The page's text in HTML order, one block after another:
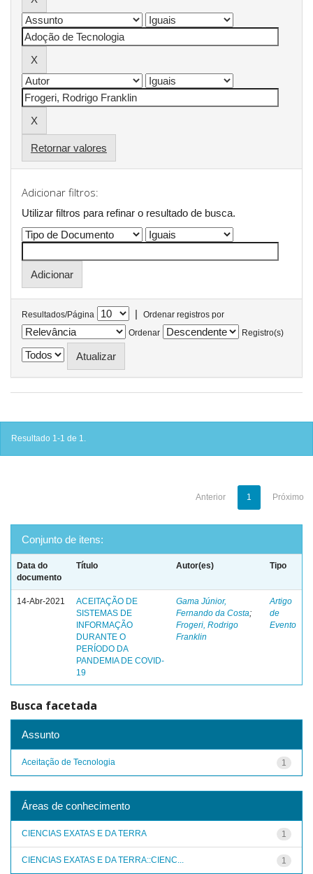
Retornar valores
Adicionar filtros:
Utilizar filtros para refinar o resultado de busca.
Resultados/Página |
Ordenar registros por
Ordenar
Registro(s)
Resultado 1-1 de 1.
Anterior 1 Próximo
Conjunto de itens:
Data do
documento
Título Autor(es) Tipo
14-Abr-2021
ACEITAÇÃO DE
SISTEMAS DE
INFORMAÇÃO
DURANTE O
PERÍODO DA
PANDEMIA DE COVID-
19
Gama Júnior,
Fernando da Costa;
Frogeri, Rodrigo
Franklin
Artigo
de
Evento
Busca facetada
Assunto
1
Aceitação de Tecnologia
Áreas de conhecimento
1
CIENCIAS EXATAS E DA TERRA
1
CIENCIAS EXATAS E DA TERRA::CIENC...